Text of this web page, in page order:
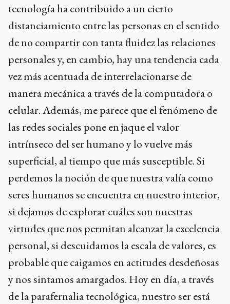
tecnología ha contribuido a un cierto
distanciamiento entre las personas en el sentido
de no compartir con tanta fluidez las relaciones
personales y, en cambio, hay una tendencia cada
vez más acentuada de interrelacionarse de
manera mecánica a través de la computadora o
celular. Además, me parece que el fenómeno de
las redes sociales pone en jaque el valor
intrínseco del ser humano y lo vuelve más
superficial, al tiempo que más susceptible. Si
perdemos la noción de que nuestra valía como
seres humanos se encuentra en nuestro interior,
si dejamos de explorar cuáles son nuestras
virtudes que nos permitan alcanzar la excelencia
personal, si descuidamos la escala de valores, es
probable que caigamos en actitudes desdeñosas
y nos sintamos amargados. Hoy en día, a través
de la parafernalia tecnológica, nuestro ser está